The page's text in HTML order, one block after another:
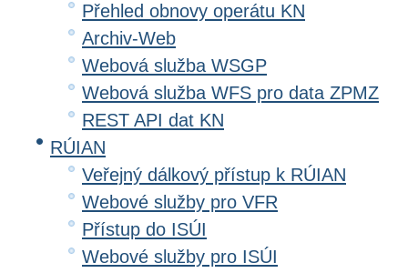
Přehled obnovy operátu KN
Archiv-Web
Webová služba WSGP
Webová služba WFS pro data ZPMZ
REST API dat KN
RÚIAN
Veřejný dálkový přístup k RÚIAN
Webové služby pro VFR
Přístup do ISÚI
Webové služby pro ISÚI